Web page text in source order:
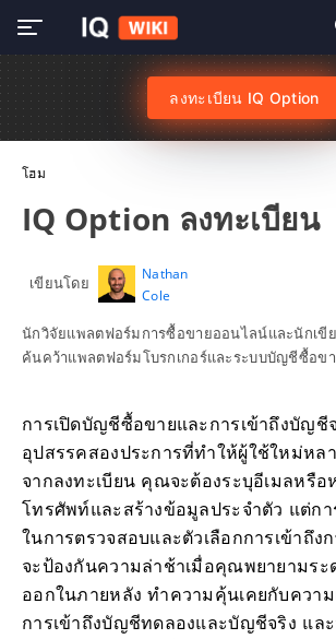
ลงทะเบียน IQ Option
โฮม
IQ Option ลงทะเบียน
เขียนโดย
Nathan
Cole
นักวิจัยแพลตฟอร์มการซื้อขายออนไลน์และนักเขี
ค้นคว้าแพลตฟอร์มโบรกเกอร์และระบบบัญชีซื้อข
การเปิดบัญชีซื้อขายและการเข้าถึงบัญชี
อุปสรรคสองประการที่ทำให้ผู้ใช้ใหม่หล
จากลงทะเบียน คุณจะต้องระบุอีเมลหรือ
โทรศัพท์และสร้างข้อมูลประจำตัว แต่ก
ในการตรวจสอบและตัวเลือกการเข้าถึง
จะป้องกันความล่าช้าเมื่อคุณพยายามร
ออกในภายหลัง ทำความคุ้นเคยกับควา
การเข้าถึงบัญชีทดลองและบัญชีจริง แล